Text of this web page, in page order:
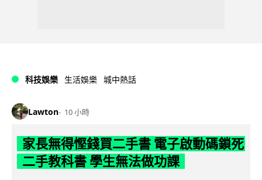
科技娛樂 生活娛樂 城中熱話
Lawton 10 小時
家長無得慳錢買二手書 電子啟動碼鎖死
二手教科書 學生無法做功課